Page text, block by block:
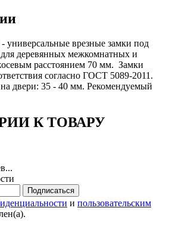
универсальные врезные замки под
деревянных межкомнатных и
расстоянием 70 мм. Замки
согласно ГОСТ 5089-2011.
двери: 35 - 40 мм. Рекомендуемый
К ТОВАРУ
Подписаться
и пользовательским